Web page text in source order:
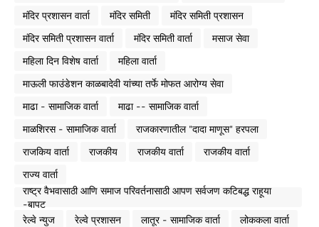
मंदिर प्रशासन वार्ता
मंदिर समिती
मंदिर समिती प्रशासन
मंदिर समिती प्रशासन वार्ता
मंदिर समिती वार्ता
मसाज सेवा
महिला दिन विशेष वार्ता
महिला वार्ता
माऊली फाउंडेशन काळबादेवी यांच्या तर्फे मोफत आरोग्य सेवा
माढा - सामाजिक वार्ता
माढा -- सामाजिक वार्ता
माळशिरस - सामाजिक वार्ता
राजकारणातील "दादा माणूस" हरपला
राजकिय वार्ता
राजकीय राजकीय वार्ता
राजकीय वार्ता
राज्य वार्ता
राष्ट्र वैभवासाठी आणि समाज परिवर्तनासाठी आपण सर्वजण कटिबद्ध राहूया
-बापट
रेल्वे न्युज
रेल्वे प्रशासन लातूर - सामाजिक वार्ता
लोककला वार्ता